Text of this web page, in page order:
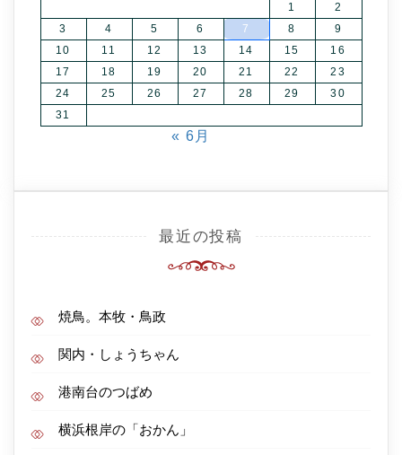
1
2
3
4 5 6 7 8
9
10
11 12 13 14 15
16
17
18 19 20 21 22
23
24
25 26 27 28 29
30
31
« 6月
最近の投稿
焼鳥。本牧・鳥政
関内・しょうちゃん
港南台のつばめ
横浜根岸の「おかん」